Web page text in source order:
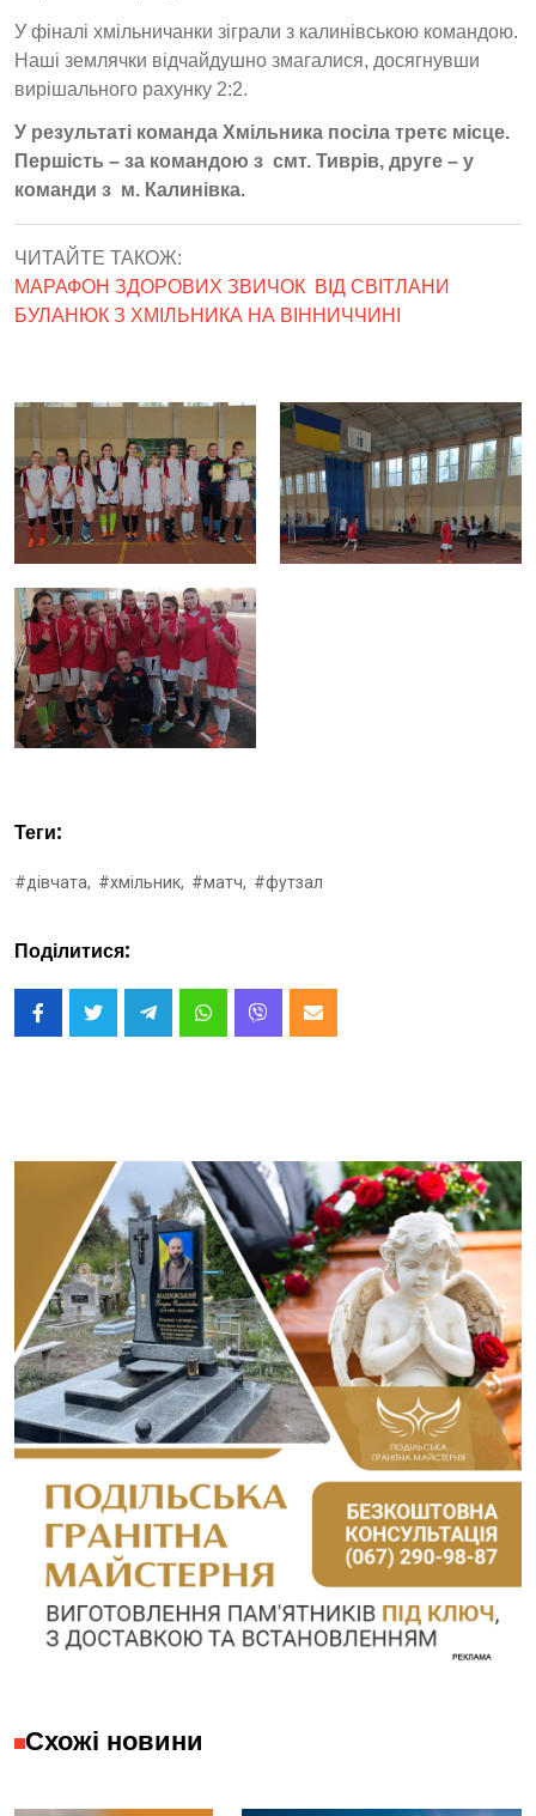
У фіналі хмільничанки зіграли з калинівською командою.
Наші землячки відчайдушно змагалися, досягнувши
вирішального рахунку 2:2.
У результаті команда Хмільника посіла третє місце.
Першість – за командою з cмт. Тиврів, друге – у
команди з м. Калинівка.
ЧИТАЙТЕ ТАКОЖ:
МАРАФОН ЗДОРОВИХ ЗВИЧОК ВІД СВІТЛАНИ
БУЛАНЮК З ХМІЛЬНИКА НА ВІННИЧЧИНІ
Теги:
#дівчата, #хмільник, #матч, #футзал
Поділитися:
Схожі новини